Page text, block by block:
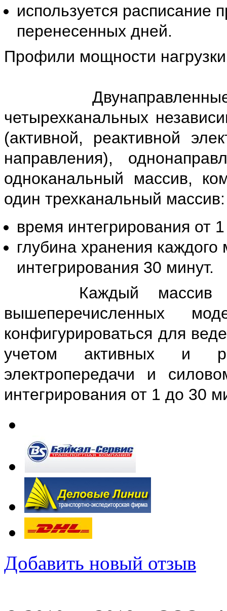
используется расписание
перенесенных дней.
Профили мощности нагрузки
Двунаправленные
четырехканальных
(активной, реактивной
направления),
одноканальный массив,
один трехканальный массив:
время интегрирования от
глубина хранения
интегрирования 30 минут.
Каждый массив
вышеперечисленных
конфигурироваться для
учетом активных и
электропередачи и
интегрирования от 1 до 30
Добавить новый отзыв